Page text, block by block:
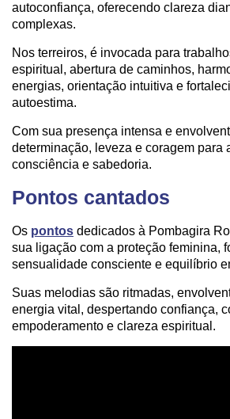
autoconfiança, oferecendo clareza
complexas.
Nos terreiros, é invocada para
espiritual, abertura de caminhos,
energias, orientação intuitiva e
autoestima.
Com sua presença intensa e
determinação, leveza e coragem para
consciência e sabedoria.
Pontos cantados
Os pontos dedicados à Pombagira
sua ligação com a proteção feminina,
sensualidade consciente e equilíbrio
Suas melodias são ritmadas,
energia vital, despertando confiança,
empoderamento e clareza espiritual.